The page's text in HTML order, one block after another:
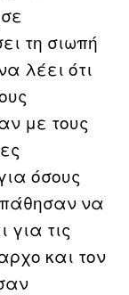
τη σιωπή
λέει ότι
με τους
όσους
να
για τις
και τον